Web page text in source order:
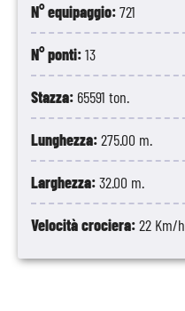
N° equipaggio:721
N° ponti:13
Stazza: 65591 ton.
Lunghezza:275.00 m.
Larghezza:32.00 m.
Velocità crociera:22 Km/h